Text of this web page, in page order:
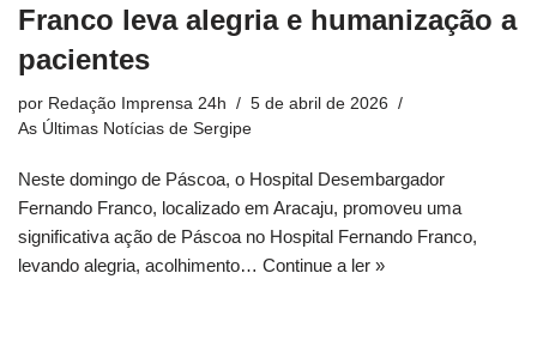
Franco leva alegria e humanização a
pacientes
por Redação Imprensa 24h
5 de abril de 2026
As Últimas Notícias de Sergipe
Neste domingo de Páscoa, o Hospital Desembargador
Fernando Franco, localizado em Aracaju, promoveu uma
significativa ação de Páscoa no Hospital Fernando Franco,
levando alegria, acolhimento… Continue a ler »